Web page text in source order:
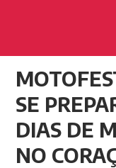
SE
DIAS DE
NO